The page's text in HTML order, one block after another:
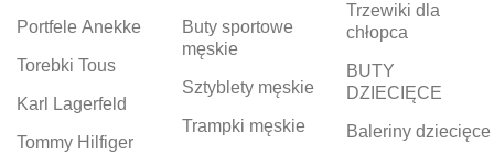
Portfele Anekke
Torebki Tous
Karl Lagerfeld
Tommy Hilfiger
Buty sportowe
męskie
Sztyblety męskie
Trampki męskie
Trzewiki dla
chłopca
BUTY
DZIECIĘCE
Baleriny dziecięce